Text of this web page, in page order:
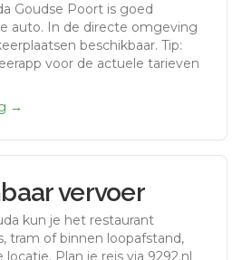
Goudse Poort is goed
auto. In de directe omgeving
beschikbaar. Tip:
voor de actuele tarieven
→
vervoer
kun je het restaurant
tram of binnen loopafstand,
locatie. Plan je reis via 9292.nl